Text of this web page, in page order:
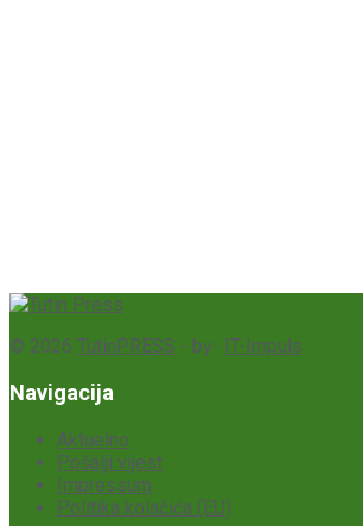
© 2026 TutinPRESS - by- IT-Impuls
Navigacija
Aktuelno
Pošalji vijest
Impressum
Politika kolačića (EU)